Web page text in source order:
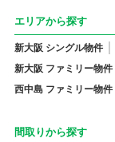
エリアから探す
新大阪 シングル物件
新大阪 ファミリー物件
西中島 ファミリー物件
間取りから探す